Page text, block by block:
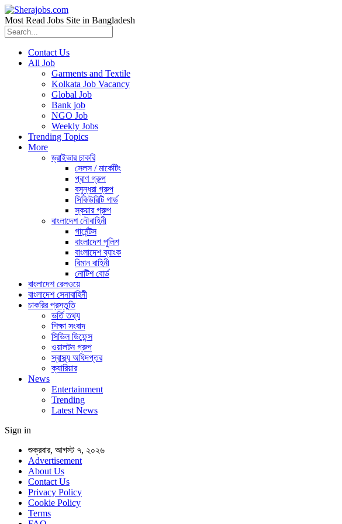
Most Read Jobs Site in Bangladesh
Contact Us
All Job
Garments and Textile
Kolkata Job Vacancy
Global Job
Bank job
NGO Job
Weekly Jobs
Trending Topics
More
ড্রাইভার চাকরি
সেলস / মার্কেটিং
প্রাণ গ্রুপ
বসুন্ধরা গ্রুপ
সিকিউরিটি গার্ড
স্কয়ার গ্রুপ
বাংলাদেশ নৌবাহিনী
গার্মেন্টস
বাংলাদেশ পুলিশ
বাংলাদেশ ব্যাংক
বিমান বাহিনী
নোটিশ বোর্ড
বাংলাদেশ রেলওয়ে
বাংলাদেশ সেনাবাহিনী
চাকরির প্রস্তুতি
ভর্তি তথ্য
শিক্ষা সংবাদ
সিভিল ডিফেন্স
ওয়ালটন গ্রুপ
স্বাস্থ্য অধিদপ্তর
ক্যারিয়ার
News
Entertainment
Trending
Latest News
Sign in
শুক্রবার, আগস্ট ৭, ২০২৬
Advertisement
About Us
Contact Us
Privacy Policy
Cookie Policy
Terms